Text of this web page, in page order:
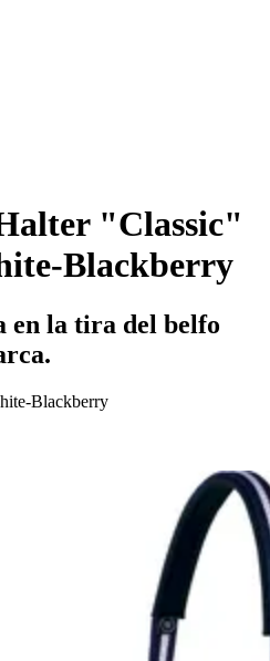
"Classic"
Blackberry
en la tira del belfo
Blackberry